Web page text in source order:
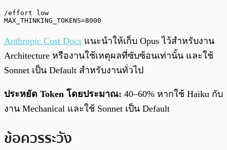
/effort low
MAX_THINKING_TOKENS=8000
Anthropic Cost Docs แนะนำให้เก็บ Opus ไว้สำหรับงาน
Architecture หรืองานใช้เหตุผลที่ซับซ้อนเท่านั้น และใช้
Sonnet เป็น Default สำหรับงานทั่วไป
ประหยัด Token โดยประมาณ: 40–60% หากใช้ Haiku กับ
งาน Mechanical และใช้ Sonnet เป็น Default
ข้อควรระวัง